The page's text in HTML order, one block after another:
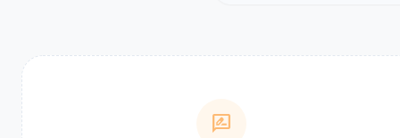
rate_review